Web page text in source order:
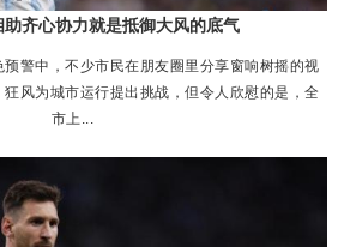
助齐心协力就是抵御大风的底气
警中，不少市民在朋友圈里分享窗响树摇的视
风为城市运行提出挑战，但令人欣慰的是，全
市上...